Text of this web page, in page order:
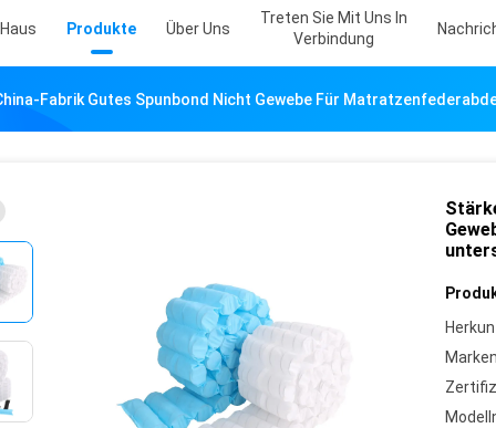
Haus Produkte Über Uns
Treten Sie Mit Uns In
Verbindung
Fabrik Gutes Spunbond Nicht Gewebe Für